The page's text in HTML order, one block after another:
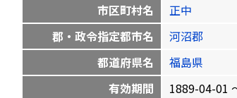
市区町村名
正中
郡・政令指定都市名
河沼郡
都道府県名
福島県
有効期間
1889-04-01